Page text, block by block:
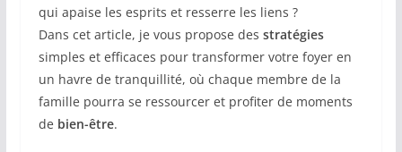
qui apaise les esprits et resserre les liens ?
Dans cet article, je vous propose des stratégies
simples et efficaces pour transformer votre foyer en
un havre de tranquillité, où chaque membre de la
famille pourra se ressourcer et profiter de moments
de bien-être.